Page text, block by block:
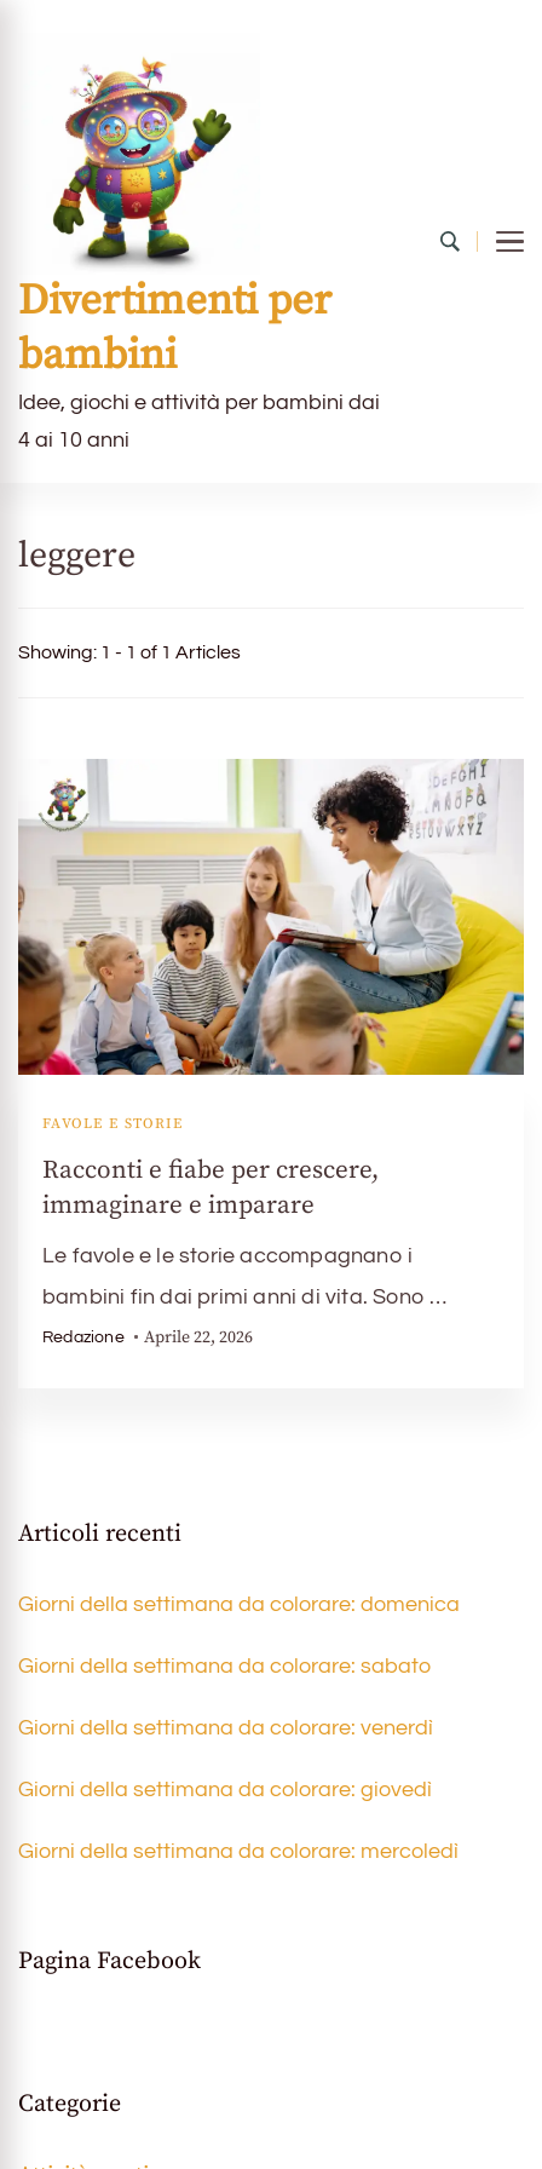
Divertimenti per
bambini
Idee, giochi e attività per bambini dai
4 ai 10 anni
leggere
Showing: 1 - 1 of 1 Articles
FAVOLE E STORIE
Racconti e fiabe per crescere,
immaginare e imparare
Le favole e le storie accompagnano i
bambini fin dai primi anni di vita. Sono …
Redazione Aprile 22, 2026
Articoli recenti
Giorni della settimana da colorare: domenica
Giorni della settimana da colorare: sabato
Giorni della settimana da colorare: venerdì
Giorni della settimana da colorare: giovedì
Giorni della settimana da colorare: mercoledì
Pagina Facebook
Categorie